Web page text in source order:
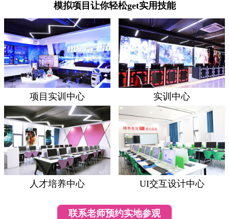
模拟项目让你轻松get实用技能
项目实训中心 实训中心
人才培养中心 UI交互设计中心
联系老师预约实地参观